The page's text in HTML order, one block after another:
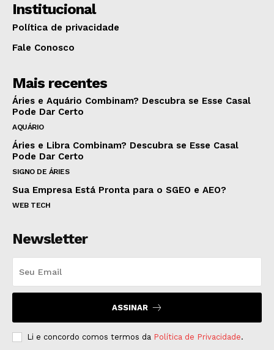
Institucional
Política de privacidade
Fale Conosco
Mais recentes
Áries e Aquário Combinam? Descubra se Esse Casal
Pode Dar Certo
AQUÁRIO
Áries e Libra Combinam? Descubra se Esse Casal
Pode Dar Certo
SIGNO DE ÁRIES
Sua Empresa Está Pronta para o SGEO e AEO?
WEB TECH
Newsletter
ASSINAR
Li e concordo comos termos da Política de Privacidade.